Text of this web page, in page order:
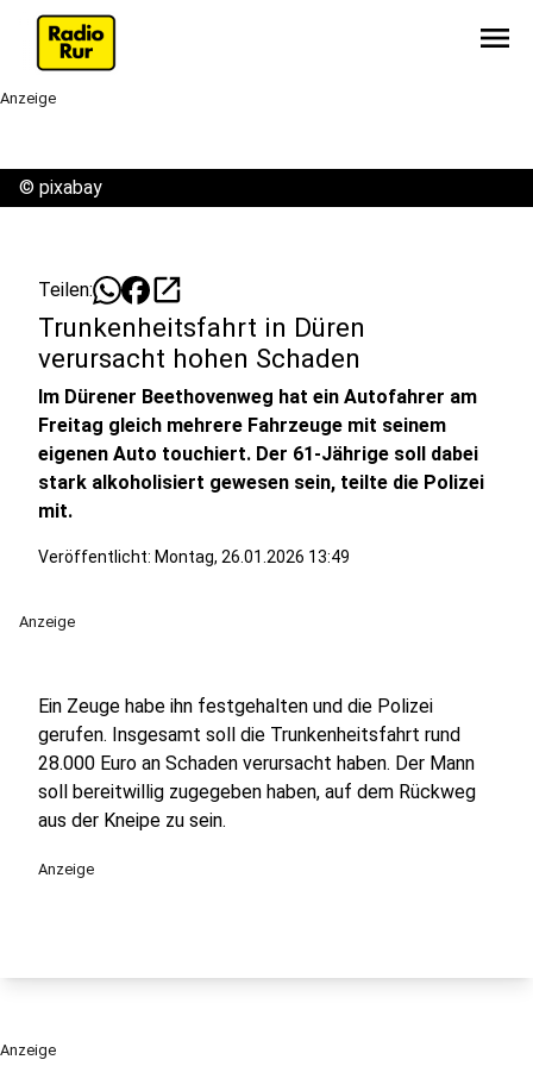
menu
Anzeige
© pixabay
Teilen: open_in_new
Trunkenheitsfahrt in Düren
verursacht hohen Schaden
Im Dürener Beethovenweg hat ein Autofahrer am
Freitag gleich mehrere Fahrzeuge mit seinem
eigenen Auto touchiert. Der 61-Jährige soll dabei
stark alkoholisiert gewesen sein, teilte die Polizei
mit.
Veröffentlicht: Montag, 26.01.2026 13:49
Anzeige
Ein Zeuge habe ihn festgehalten und die Polizei
gerufen. Insgesamt soll die Trunkenheitsfahrt rund
28.000 Euro an Schaden verursacht haben. Der Mann
soll bereitwillig zugegeben haben, auf dem Rückweg
aus der Kneipe zu sein.
Anzeige
Anzeige